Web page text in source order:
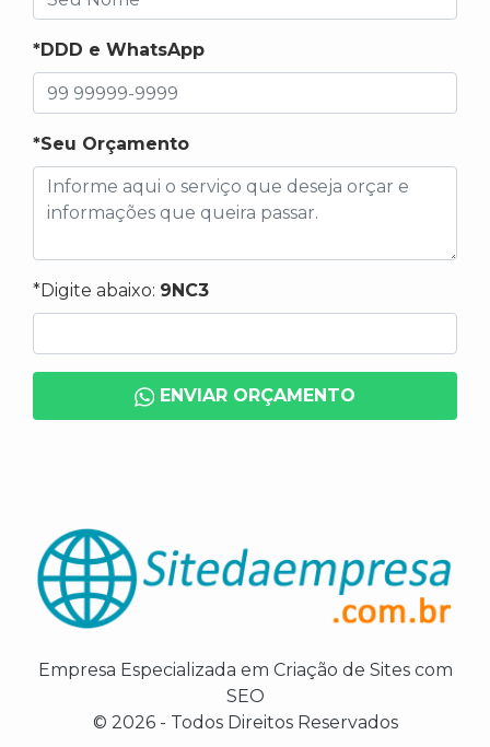
*DDD e WhatsApp
*Seu Orçamento
*Digite abaixo: 9NC3
ENVIAR ORÇAMENTO
Empresa Especializada em Criação de Sites com
SEO
© 2026 - Todos Direitos Reservados